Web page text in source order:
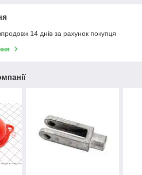
14 днів за рахунок покупця